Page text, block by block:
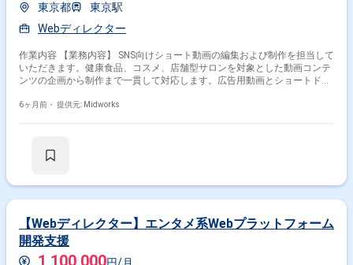
東京都
東京駅
Webディレクター
作業内容 【業務内容】 SNS向けショート動画の編集および制作を担当して
いただきます。健康食品、コスメ、店舗型サロンを対象とした動画コンテ
ンツの企画から制作まで一貫して対応します。広告用動画とショートドラ
的な動画コンテンツを制作します。視聴者の興味を引き、商品やサービス
・動画コンテンツの構成および台本作成 ・撮影ディレクションおよび編集
6ヶ月前・ 提供元: Midworks
【Webディレクター】エンタメ系Webプラットフォーム
開発支援
1,100,000
Webディレクター × 副業
Webディレクター × 在宅・リモート